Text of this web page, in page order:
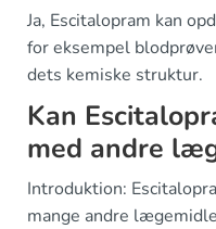
Ja, Escitalopram kan
for eksempel
dets kemiske struktur.
Kan
med andre
Introduktion:
mange andre